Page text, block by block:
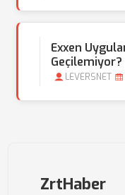
Exxen
Geçilemiyor?
LEVERSNET
ZrtHaber